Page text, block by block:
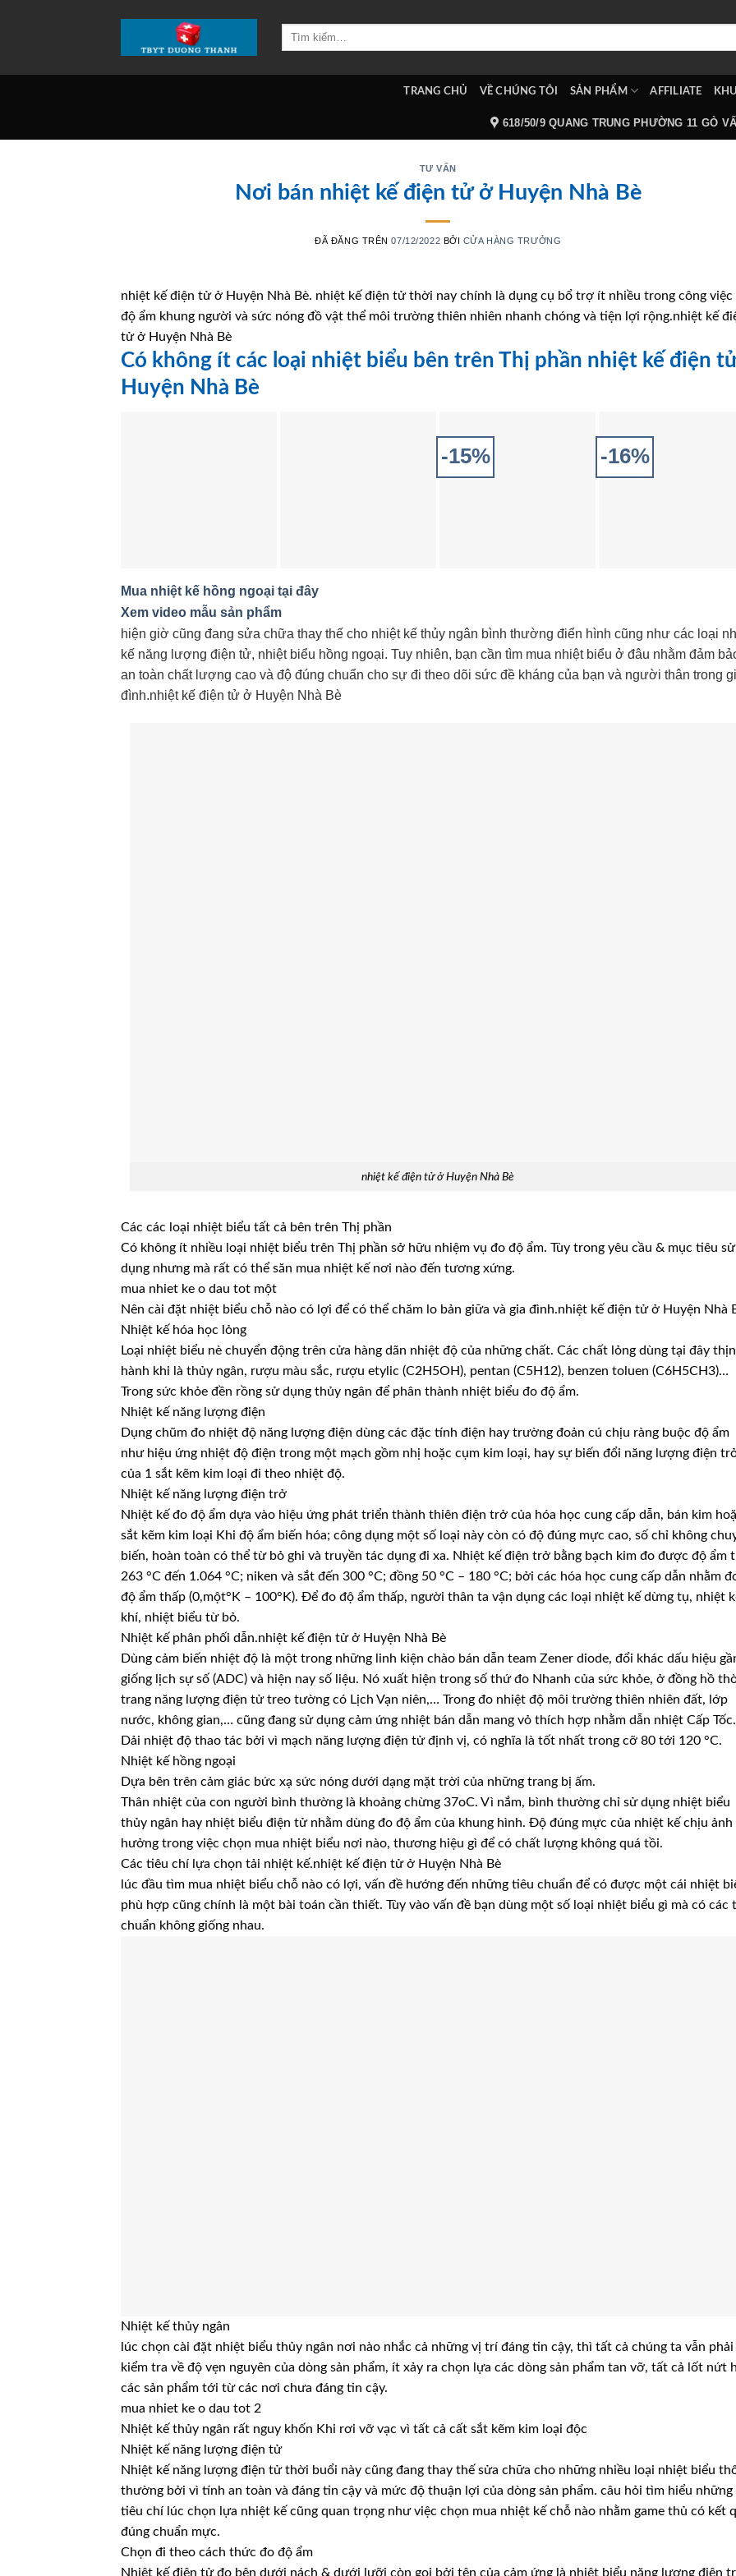
Tìm
TRANG CHỦ VỀ CHÚNG TÔI SẢN PHẨM AFFILIATE
618/50/9 QUANG TRUNG PHƯỜNG 11 GÒ
TƯ VẤN
Nơi bán nhiệt kế điện tử ở Huyện Nhà Bè
ĐÃ ĐĂNG TRÊN07/12/2022 BỞI CỬA HÀNG TRƯỞNG
nhiệt kế điện tử ở Huyện Nhà Bè. nhiệt kế điện tử thời nay chính là dụng cụ bổ trợ ít nhiều trong công việc
độ ẩm khung người và sức nóng đồ vật thể môi trường thiên nhiên nhanh chóng và tiện lợi rộng.nhiệt kế
tử ở Huyện Nhà Bè
Có không ít các loại nhiệt biểu bên trên Thị phần nhiệt kế điện
Huyện Nhà Bè
-15% -16%
Mua nhiệt kế hồng ngoại tại đây
Xem video mẫu sản phẩm
hiện giờ cũng đang sửa chữa thay thế cho nhiệt kế thủy ngân bình thường điển hình cũng như các loại
kế năng lượng điện tử, nhiệt biểu hồng ngoại. Tuy nhiên, bạn cần tìm mua nhiệt biểu ở đâu nhằm đảm
an toàn chất lượng cao và độ đúng chuẩn cho sự đi theo dõi sức đề kháng của bạn và người thân trong
đình.nhiệt kế điện tử ở Huyện Nhà Bè
nhiệt kế điện tử ở Huyện Nhà Bè
Các các loại nhiệt biểu tất cả bên trên Thị phần
Có không ít nhiều loại nhiệt biểu trên Thị phần sở hữu nhiệm vụ đo độ ẩm. Tùy trong yêu cầu & mục tiêu sử
dụng nhưng mà rất có thể săn mua nhiệt kế nơi nào đến tương xứng.
mua nhiet ke o dau tot một
Nên cài đặt nhiệt biểu chỗ nào có lợi để có thể chăm lo bản giữa và gia đình.nhiệt kế điện tử ở Huyện Nhà
Nhiệt kế hóa học lỏng
Loại nhiệt biểu nè chuyển động trên cửa hàng dãn nhiệt độ của những chất. Các chất lỏng dùng tại đây
hành khi là thủy ngân, rượu màu sắc, rượu etylic (C2H5OH), pentan (C5H12), benzen toluen (C6H5CH3)…
Trong sức khỏe đền rồng sử dụng thủy ngân để phân thành nhiệt biểu đo độ ẩm.
Nhiệt kế năng lượng điện
Dụng chũm đo nhiệt độ năng lượng điện dùng các đặc tính điện hay trường đoản cú chịu ràng buộc độ ẩm
như hiệu ứng nhiệt độ điện trong một mạch gồm nhị hoặc cụm kim loại, hay sự biến đổi năng lượng điện
của 1 sắt kẽm kim loại đi theo nhiệt độ.
Nhiệt kế năng lượng điện trở
Nhiệt kế đo độ ẩm dựa vào hiệu ứng phát triển thành thiên điện trở của hóa học cung cấp dẫn, bán kim
sắt kẽm kim loại Khi độ ẩm biến hóa; công dụng một số loại này còn có độ đúng mực cao, số chỉ không
biến, hoàn toàn có thể từ bỏ ghi và truyền tác dụng đi xa. Nhiệt kế điện trở bằng bạch kim đo được độ ẩm
263 °C đến 1.064 °C; niken và sắt đến 300 °C; đồng 50 °C – 180 °C; bởi các hóa học cung cấp dẫn nhằm
độ ẩm thấp (0,một°K – 100°K). Để đo độ ẩm thấp, người thân ta vận dụng các loại nhiệt kế dừng tụ, nhiệt
khí, nhiệt biểu từ bỏ.
Nhiệt kế phân phối dẫn.nhiệt kế điện tử ở Huyện Nhà Bè
Dùng cảm biến nhiệt độ là một trong những linh kiện chào bán dẫn team Zener diode, đổi khác dấu hiệu
giống lịch sự số (ADC) và hiện nay số liệu. Nó xuất hiện trong số thứ đo Nhanh của sức khỏe, ở đồng hồ
trang năng lượng điện tử treo tường có Lịch Vạn niên,… Trong đo nhiệt độ môi trường thiên nhiên đất, lớp
nước, không gian,… cũng đang sử dụng cảm ứng nhiệt bán dẫn mang vỏ thích hợp nhằm dẫn nhiệt Cấp Tốc.
Dải nhiệt độ thao tác bởi vì mạch năng lượng điện tử định vị, có nghĩa là tốt nhất trong cỡ 80 tới 120 °C.
Nhiệt kế hồng ngoại
Dựa bên trên cảm giác bức xạ sức nóng dưới dạng mặt trời của những trang bị ấm.
Thân nhiệt của con người bình thường là khoảng chừng 37oC. Vì nắm, bình thường chỉ sử dụng nhiệt biểu
thủy ngân hay nhiệt biểu điện tử nhằm dùng đo độ ẩm của khung hình. Độ đúng mực của nhiệt kế chịu ảnh
hưởng trong việc chọn mua nhiệt biểu nơi nào, thương hiệu gì để có chất lượng không quá tồi.
Các tiêu chí lựa chọn tải nhiệt kế.nhiệt kế điện tử ở Huyện Nhà Bè
lúc đầu tìm mua nhiệt biểu chỗ nào có lợi, vấn đề hướng đến những tiêu chuẩn để có được một cái nhiệt
phù hợp cũng chính là một bài toán cần thiết. Tùy vào vấn đề bạn dùng một số loại nhiệt biểu gì mà có các
chuẩn không giống nhau.
Nhiệt kế thủy ngân
lúc chọn cài đặt nhiệt biểu thủy ngân nơi nào nhắc cả những vị trí đáng tin cậy, thì tất cả chúng ta vẫn phải
kiểm tra về độ vẹn nguyên của dòng sản phẩm, ít xảy ra chọn lựa các dòng sản phẩm tan vỡ, tất cả lốt nứt
các sản phẩm tới từ các nơi chưa đáng tin cậy.
mua nhiet ke o dau tot 2
Nhiệt kế thủy ngân rất nguy khốn Khi rơi vỡ vạc vì tất cả cất sắt kẽm kim loại độc
Nhiệt kế năng lượng điện tử
Nhiệt kế năng lượng điện tử thời buổi này cũng đang thay thế sửa chữa cho những nhiều loại nhiệt biểu
thường bởi vì tính an toàn và đáng tin cậy và mức độ thuận lợi của dòng sản phẩm. câu hỏi tìm hiểu những
tiêu chí lúc chọn lựa nhiệt kế cũng quan trọng như việc chọn mua nhiệt kế chỗ nào nhằm game thủ có kết
đúng chuẩn mực.
Chọn đi theo cách thức đo độ ẩm
Nhiệt kế điện tử đo bên dưới nách & dưới lưỡi còn gọi bởi tên của cảm ứng là nhiệt biểu năng lượng điện